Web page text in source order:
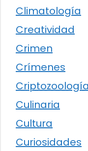
Climatología
Creatividad
Crimen
Crímenes
Criptozoología
Culinaria
Cultura
Curiosidades